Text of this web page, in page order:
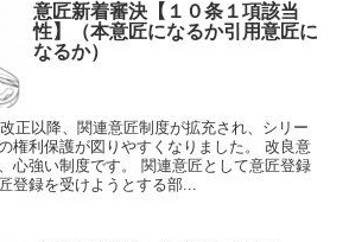
意匠新着審決【１０条１項該当
性】（本意匠になるか引用意匠に
なるか）
正以降、関連意匠制度が拡充され、シリー
権利保護が図りやすくなりました。 改良意
心強い制度です。 関連意匠として意匠登録
登録を受けようとする部...